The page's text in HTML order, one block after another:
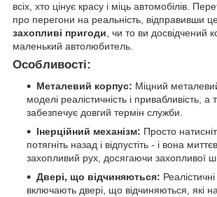
всіх, хто цінує красу і міць автомобілів.
про перегони на реальність, відправивши
захопливі пригоди, чи то ви досвідчений
маленький автолюбитель.
Особливості:
Металевий корпус: Міцний
моделі реалістичність і привабливість, а
забезпечує довгий термін служби.
Інерційний механізм: Просто
потягніть назад і відпустіть - і вона
захопливий рух, досягаючи захопливої
Двері, що відчиняються:
включають двері, що відчиняються, які